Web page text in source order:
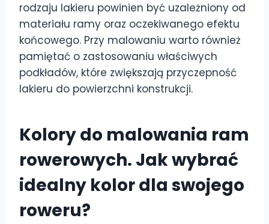
rodzaju lakieru powinien być uzależniony od
materiału ramy oraz oczekiwanego efektu
końcowego. Przy malowaniu warto również
pamiętać o zastosowaniu właściwych
podkładów, które zwiększają przyczepność
lakieru do powierzchni konstrukcji.
Kolory do malowania ram
rowerowych. Jak wybrać
idealny kolor dla swojego
roweru?